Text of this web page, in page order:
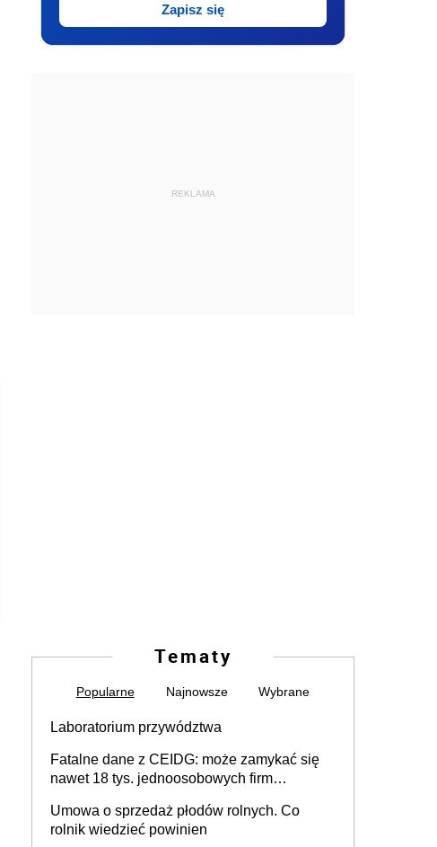
Zapisz się
REKLAMA
Tematy
Popularne Najnowsze Wybrane
Laboratorium przywództwa
Fatalne dane z CEIDG: może zamykać się
nawet 18 tys. jednoosobowych firm
Umowa o sprzedaż płodów rolnych. Co
rolnik wiedzieć powinien